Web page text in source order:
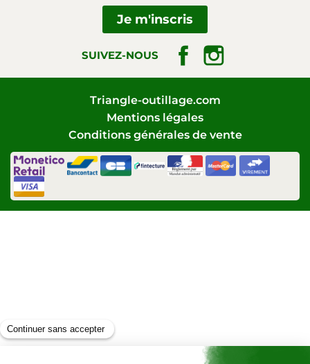
SUIVEZ-NOUS Facebook
Triangle-outillage.com
Mentions légales
Conditions générales de vente